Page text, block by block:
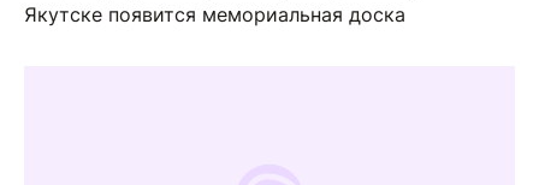
Якутске появится мемориальная доска